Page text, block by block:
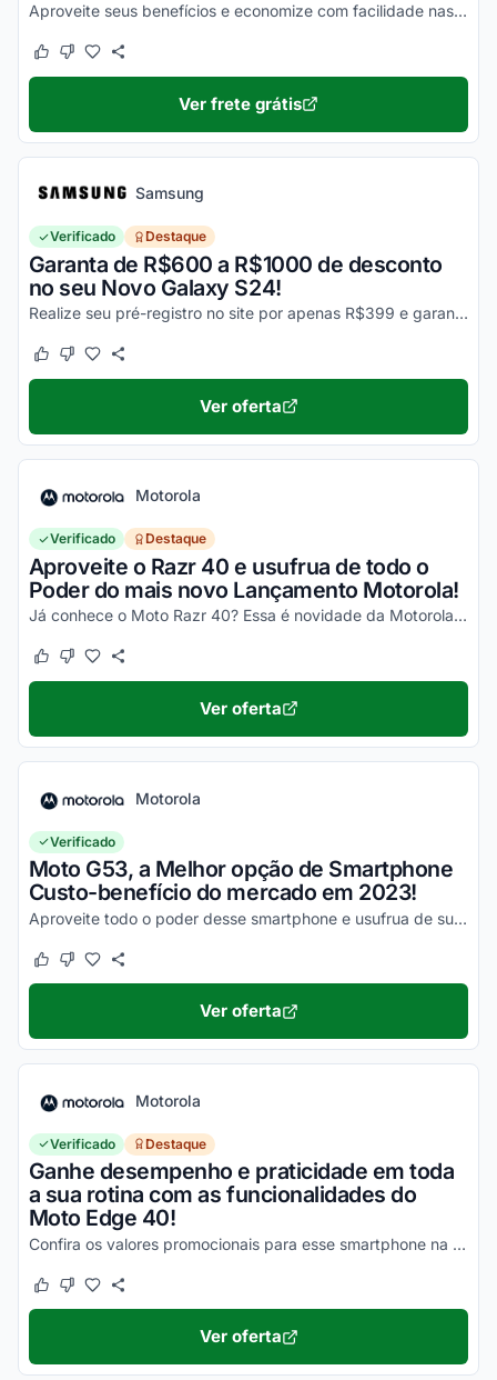
Aproveite seus benefícios e economize com facilidade nas suas compras!
Este cupom funcionou
Este cupom não funcionou
Ver frete grátis
Samsung
Verificado Destaque
Garanta de R$600 a R$1000 de desconto
no seu Novo Galaxy S24!
Realize seu pré-registro no site por apenas R$399 e garanta esse desconto imperdível na sua compra!
Este cupom funcionou
Este cupom não funcionou
Ver oferta
Motorola
Verificado Destaque
Aproveite o Razr 40 e usufrua de todo o
Poder do mais novo Lançamento Motorola!
Já conhece o Moto Razr 40? Essa é novidade da Motorola, um celular impecável, com um desempenho incrível e que ainda dobra! Não perca a chance de garantir o seu e aproveite os desc...
Este cupom funcionou
Este cupom não funcionou
Ver oferta
Motorola
Verificado
Moto G53, a Melhor opção de Smartphone
Custo-benefício do mercado em 2023!
Aproveite todo o poder desse smartphone e usufrua de suas vantagens por valores a partir de R$1500!
Este cupom funcionou
Este cupom não funcionou
Ver oferta
Motorola
Verificado Destaque
Ganhe desempenho e praticidade em toda
a sua rotina com as funcionalidades do
Moto Edge 40!
Confira os valores promocionais para esse smartphone na loja virtual Motorola e economize hoje mesmo!
Este cupom funcionou
Este cupom não funcionou
Ver oferta